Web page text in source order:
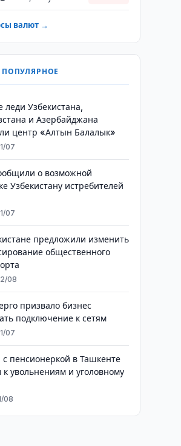
валют →
леди Узбекистана,
и Азербайджана
центр «Алтын Балалык»
07
о возможной
Узбекистану истребителей
07
предложили изменить
общественного
08
призвало бизнес
подключение к сетям
07
с пенсионеркой в Ташкенте
к увольнениям и уголовному
08